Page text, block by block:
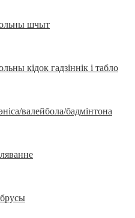
шчыт
кідок гадзіннік і табло
валейбола/бадмінтона